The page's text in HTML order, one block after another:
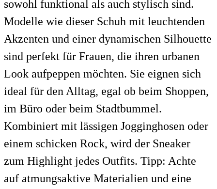
sowohl funktional als auch stylisch sind.
Modelle wie dieser Schuh mit leuchtenden
Akzenten und einer dynamischen Silhouette
sind perfekt für Frauen, die ihren urbanen
Look aufpeppen möchten. Sie eignen sich
ideal für den Alltag, egal ob beim Shoppen,
im Büro oder beim Stadtbummel.
Kombiniert mit lässigen Jogginghosen oder
einem schicken Rock, wird der Sneaker
zum Highlight jedes Outfits. Tipp: Achte
auf atmungsaktive Materialien und eine